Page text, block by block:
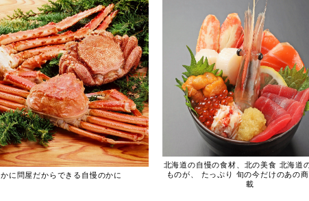
かに問屋だからできる自慢のかに
北海道の自慢の食材、北の美食 北海道
ものが、 たっぷり 旬の今だけのあの
載